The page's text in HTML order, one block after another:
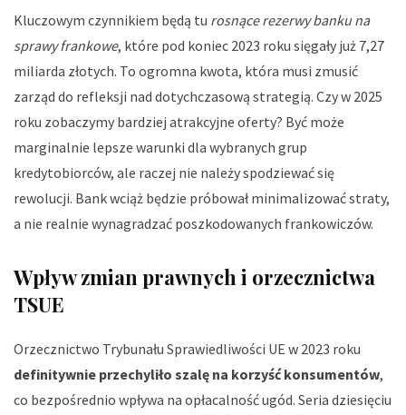
Kluczowym czynnikiem będą tu rosnące rezerwy banku na
sprawy frankowe, które pod koniec 2023 roku sięgały już 7,27
miliarda złotych. To ogromna kwota, która musi zmusić
zarząd do refleksji nad dotychczasową strategią. Czy w 2025
roku zobaczymy bardziej atrakcyjne oferty? Być może
marginalnie lepsze warunki dla wybranych grup
kredytobiorców, ale raczej nie należy spodziewać się
rewolucji. Bank wciąż będzie próbował minimalizować straty,
a nie realnie wynagradzać poszkodowanych frankowiczów.
Wpływ zmian prawnych i orzecznictwa
TSUE
Orzecznictwo Trybunału Sprawiedliwości UE w 2023 roku
definitywnie przechyliło szalę na korzyść konsumentów,
co bezpośrednio wpływa na opłacalność ugód. Seria dziesięciu